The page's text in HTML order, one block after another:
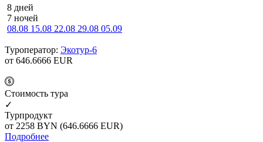
8 дней
7 ночей
08.08 15.08 22.08 29.08 05.09
Туроператор: Экотур-6
от 646.6666 EUR
Cтоимость тура
✓
Турпродукт
от 2258 BYN (646.6666 EUR)
Подробнее